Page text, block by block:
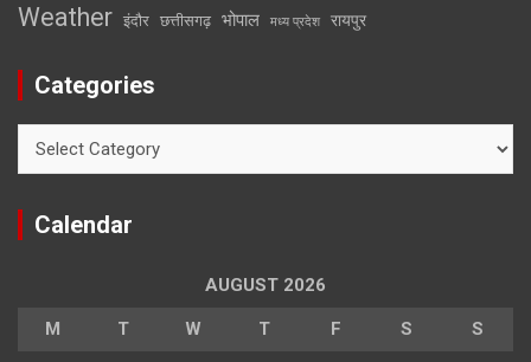
Weather इंदौर छत्तीसगढ़ भोपाल मध्य प्रदेश रायपुर
Categories
Calendar
AUGUST 2026
M T W T F S S